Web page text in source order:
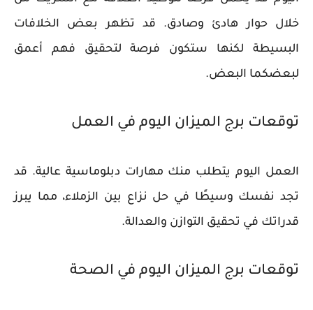
خلال حوار هادئ وصادق. قد تظهر بعض الخلافات
البسيطة لكنها ستكون فرصة لتحقيق فهم أعمق
لبعضكما البعض.
توقعات برج الميزان اليوم في العمل
العمل اليوم يتطلب منك مهارات دبلوماسية عالية. قد
تجد نفسك وسيطًا في حل نزاع بين الزملاء، مما يبرز
قدراتك في تحقيق التوازن والعدالة.
توقعات برج الميزان اليوم في الصحة